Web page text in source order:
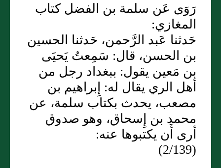
رَوَى عَن سلمة بن الفضل كتاب
المغازي:
حَدثنا عَبد الرَّحمن، حَدثنا الحسين
بن الحسن، قال: سَمِعتُ يَحيَى
بن مَعين يقول: ببغداد رجل من
أهل الري يقال له: إِبراهيم بن
مصعب، يحدث بكتاب سلمة، عن
محمد بن إِسحاق، وهو صدوق
أرى أَن يكتبوها عنه:
(2/139)